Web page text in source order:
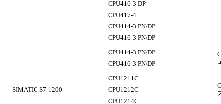
CPU416-3 DP
CPU417-4
CPU414-3 PN/DP
CPU416-3 PN/DP
CPU414-3 PN/DP
CPU416-3 PN/DP
SIMATIC S7-1200
CPU1211C
CPU1212C
CPU1214C